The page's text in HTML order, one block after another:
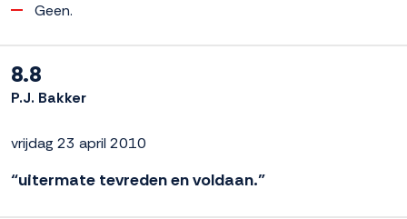
Geen.
8.8
P.J. Bakker
vrijdag 23 april 2010
“uitermate tevreden en voldaan.”